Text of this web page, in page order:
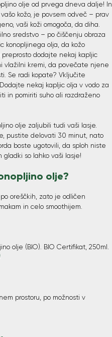
olje od prvega dneva dalje! In
kožo, je povsem odveč – prav
vaši koži omogoča, da diha.
sredstvo – po čiščenju obraza
konopljinega olja, da kožo
dodajte nekaj kapljic
vlažilni kremi, da povečate njene
Se radi kopate? Vključite
nekaj kapljic olja v vodo za
in pomiriti suho ali razdraženo
olje zaljubili tudi vaši lasje.
pustite delovati 30 minut, nato
boste ugotovili, da sploh niste
so lahko vaši lasje!
olje?
oreščkih, zato je odličen
in celo smoothijem.
olje (BIO). BIO Certifikat, 250ml.
prostoru, po možnosti v